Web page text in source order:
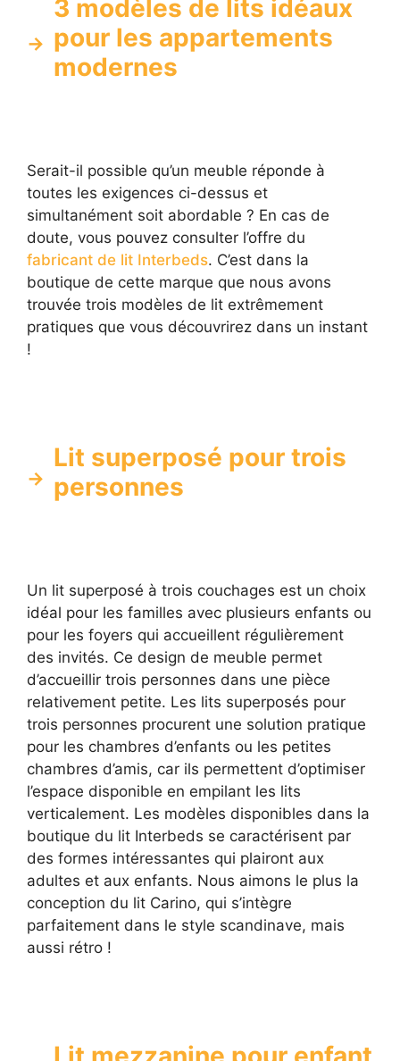
3 modèles de lits idéaux
pour les appartements
modernes
Serait-il possible qu’un meuble réponde à
toutes les exigences ci-dessus et
simultanément soit abordable ? En cas de
doute, vous pouvez consulter l’offre du
fabricant de lit Interbeds. C’est dans la
boutique de cette marque que nous avons
trouvée trois modèles de lit extrêmement
pratiques que vous découvrirez dans un instant
!
Lit superposé pour trois
personnes
Un lit superposé à trois couchages est un choix
idéal pour les familles avec plusieurs enfants ou
pour les foyers qui accueillent régulièrement
des invités. Ce design de meuble permet
d’accueillir trois personnes dans une pièce
relativement petite. Les lits superposés pour
trois personnes procurent une solution pratique
pour les chambres d’enfants ou les petites
chambres d’amis, car ils permettent d’optimiser
l’espace disponible en empilant les lits
verticalement. Les modèles disponibles dans la
boutique du lit Interbeds se caractérisent par
des formes intéressantes qui plairont aux
adultes et aux enfants. Nous aimons le plus la
conception du lit Carino, qui s’intègre
parfaitement dans le style scandinave, mais
aussi rétro !